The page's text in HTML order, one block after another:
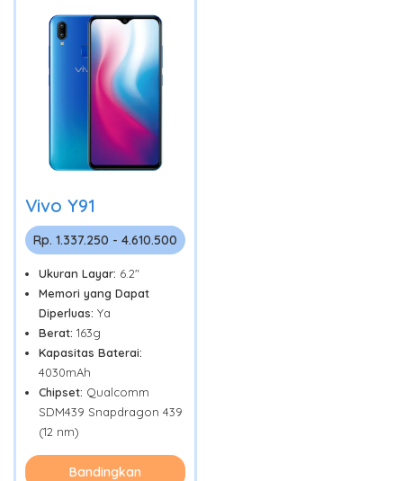
Vivo Y91
Rp. 1.337.250 - 4.610.500
Ukuran Layar: 6.2"
Memori yang Dapat
Diperluas: Ya
Berat: 163g
Kapasitas Baterai:
4030mAh
Chipset: Qualcomm
SDM439 Snapdragon 439
(12 nm)
Bandingkan